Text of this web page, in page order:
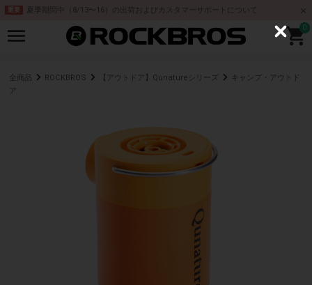
重要
夏季期間中（8/13〜16）の出荷およびカスタマーサポートについて
0
全商品 ROCKBROS 【アウトドア】Qunatureシリーズ
キャンプ・アウトド
ア
C
e